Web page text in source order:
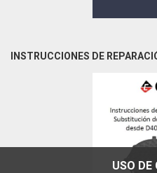
USO DE
INSTRUCCIONES DE